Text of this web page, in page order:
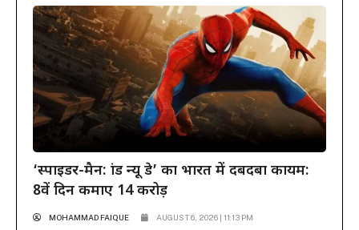
‘स्पाइडर-मैन: ब्रांड न्यू डे’ का भारत में दबदबा कायम:
8वें दिन कमाए 14 करोड़
MOHAMMAD FAIQUE AUGUST 6, 2026 | 11:13 PM